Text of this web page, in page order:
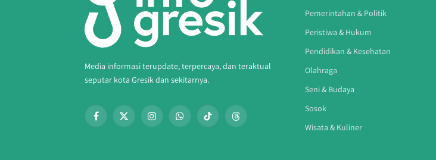
Media informasi terupdate, terpercaya, dan teraktual
seputar kota Gresik dan sekitarnya.
Facebook
X
InstagramWhatsAppTikTok Threads
Pemerintahan & Politik
Peristiwa & Hukum
Pendidikan & Kesehatan
Olahraga
Seni & Budaya
Sosok
Wisata & Kuliner